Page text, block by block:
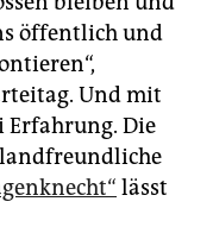
öffentlich und
Und mit
Erfahrung. Die
lässt